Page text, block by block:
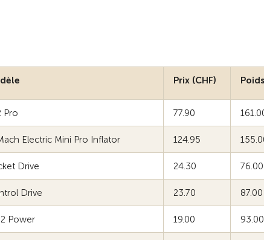
Prix (CHF)
Pro 77.90
Electric Mini Pro Inflator 124.95
Drive 24.30 76.00
Drive 23.70 87.00
Power 19.00 93.00